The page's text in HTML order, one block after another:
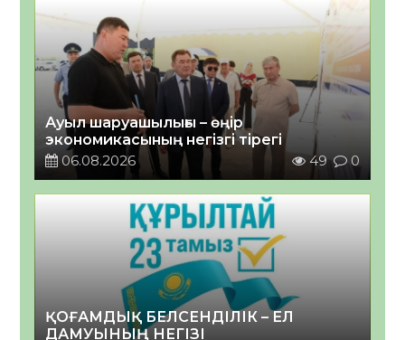
Ауыл шаруашылығы – өңір
экономикасының негізгі тірегі
06.08.2026
49 0
ҚОҒАМДЫҚ БЕЛСЕНДІЛІК – ЕЛ
ДАМУЫНЫҢ НЕГІЗІ